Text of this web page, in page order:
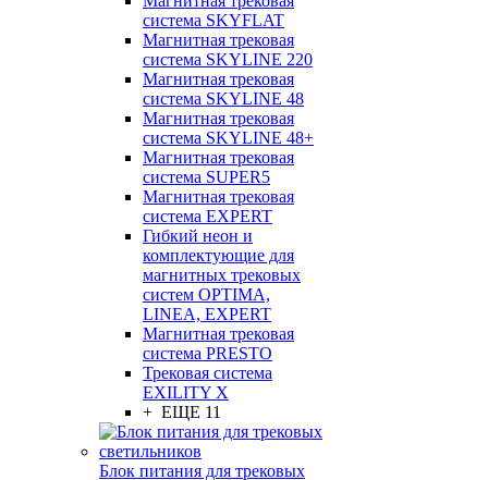
система SKYFLAT
Магнитная трековая
система SKYLINE 220
Магнитная трековая
система SKYLINE 48
Магнитная трековая
система SKYLINE 48+
Магнитная трековая
система SUPER5
Магнитная трековая
система EXPERT
Гибкий неон и
комплектующие для
магнитных трековых
систем OPTIMA,
LINEA, EXPERT
Магнитная трековая
система PRESTO
Трековая система
EXILITY X
+ ЕЩЕ 11
Блок питания для трековых